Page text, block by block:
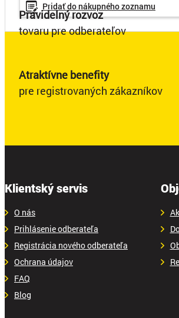
Pridať donákupnéhozoznamu
Pravidelný rozvoz
tovaru pre odberateľov
Atraktívne benefity
pre registrovaných zákazníkov
Klientský servis
O nás
Prihlásenie odberateľa
Registrácia nového odberateľa
Ochrana údajov
FAQ
Blog